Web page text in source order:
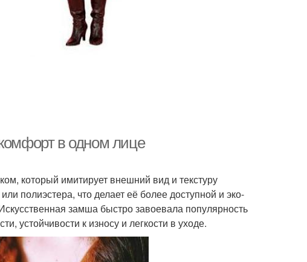
в одном лице
который имитирует внешний вид и текстуру
полиэстера, что делает её более доступной и эко-
замша быстро завоевала популярность
устойчивости к износу и легкости в уходе.